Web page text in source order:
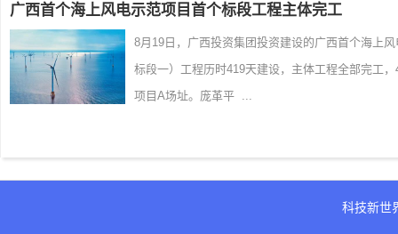
广西首个海上风电示范项目首个标段工程主体完工
8月19日，广西投资集团投资建设的广西首个海上
标段一）工程历时419天建设，主体工程全部完工
项目A场址。庞革平 ...
科技新世